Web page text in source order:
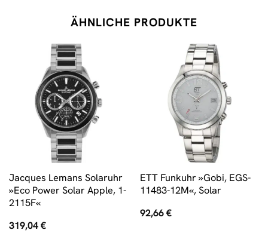
ÄHNLICHE PRODUKTE
Jacques Lemans Solaruhr
»Eco Power Solar Apple, 1-
2115F«
319,04€
ETT Funkuhr »Gobi, EGS-
11483-12M«, Solar
92,66€